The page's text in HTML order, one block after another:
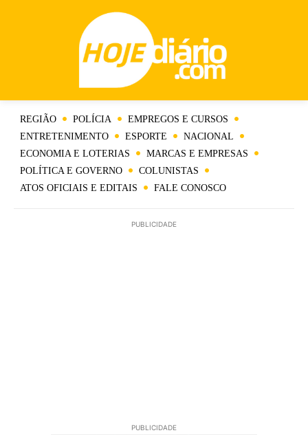
REGIÃO POLÍCIA
EMPREGOS E CURSOS
ENTRETENIMENTO
ESPORTE
NACIONAL
ECONOMIA E LOTERIAS
MARCAS E EMPRESAS
POLÍTICA E GOVERNO
COLUNISTAS
ATOS OFICIAIS E EDITAIS
FALE CONOSCO
PUBLICIDADE
PUBLICIDADE